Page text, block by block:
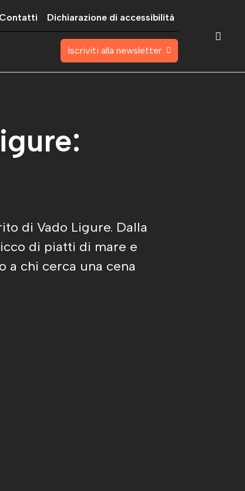
Contatti Dichiarazione di accessibilità
Iscriviti alla newsletter
di Vado Ligure. Dalla
di piatti di mare e
a chi cerca una cena